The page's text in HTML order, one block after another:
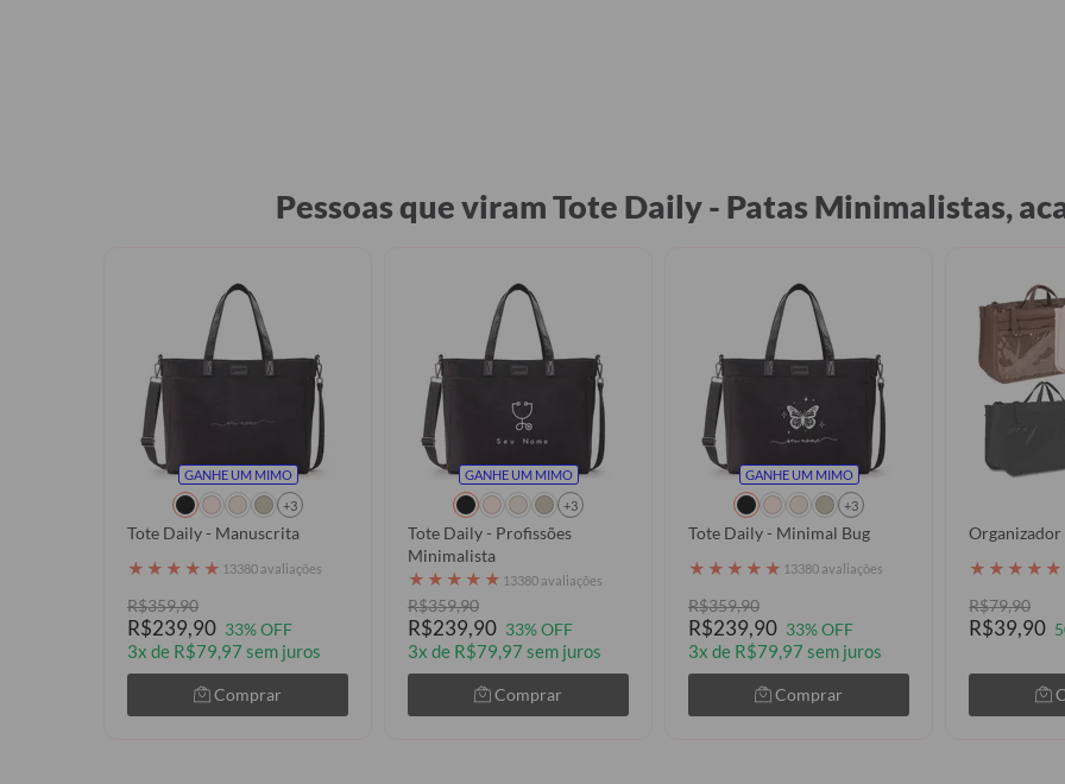
Pessoas que viram Tote Daily - Patas Minimalistas,
GANHE UM MIMO
+3
Tote Daily - Manuscrita
★ ★ ★ ★ ★ 13380 avaliações
R$359,90
R$239,90 33% OFF
3x de R$79,97 sem juros
Comprar
GANHE UM MIMO
+3
Tote Daily - Profissões
Minimalista
★ ★ ★ ★ ★ 13380 avaliações
R$359,90
R$239,90 33% OFF
3x de R$79,97 sem juros
Comprar
GANHE UM MIMO
+3
Tote Daily - Minimal Bug
★ ★ ★ ★ ★ 13380 avaliações
R$359,90
R$239,90 33% OFF
3x de R$79,97 sem juros
Comprar
Organizador
★ ★ ★ ★ ★
R$79,90
R$39,90